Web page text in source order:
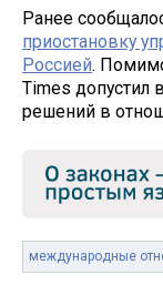
Ранее
приостановку
Россией.
Times допустил
решений в
международные